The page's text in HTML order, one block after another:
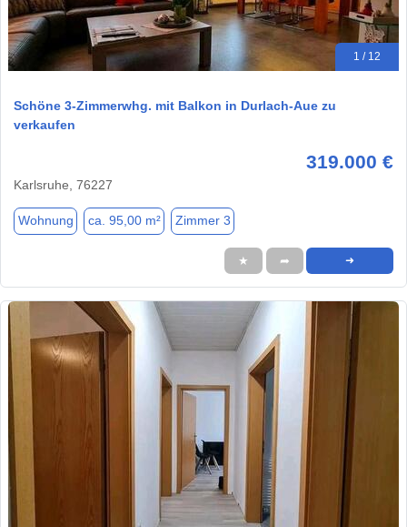
1 / 12
Schöne 3-Zimmerwhg. mit Balkon in Durlach-Aue zu
verkaufen
319.000 €
Karlsruhe, 76227
Wohnung ca. 95,00 m² Zimmer 3
★ ➦ ➜